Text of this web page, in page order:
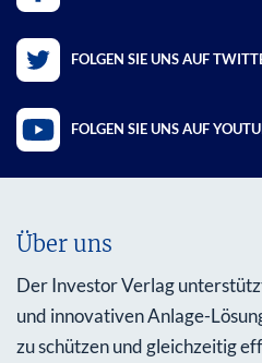
FOLGEN SIE UNS AUF
FOLGEN SIE UNS AUF
Über uns
Der Investor Verlag
und innovativen Anlage-
zu schützen und gleichzeitig